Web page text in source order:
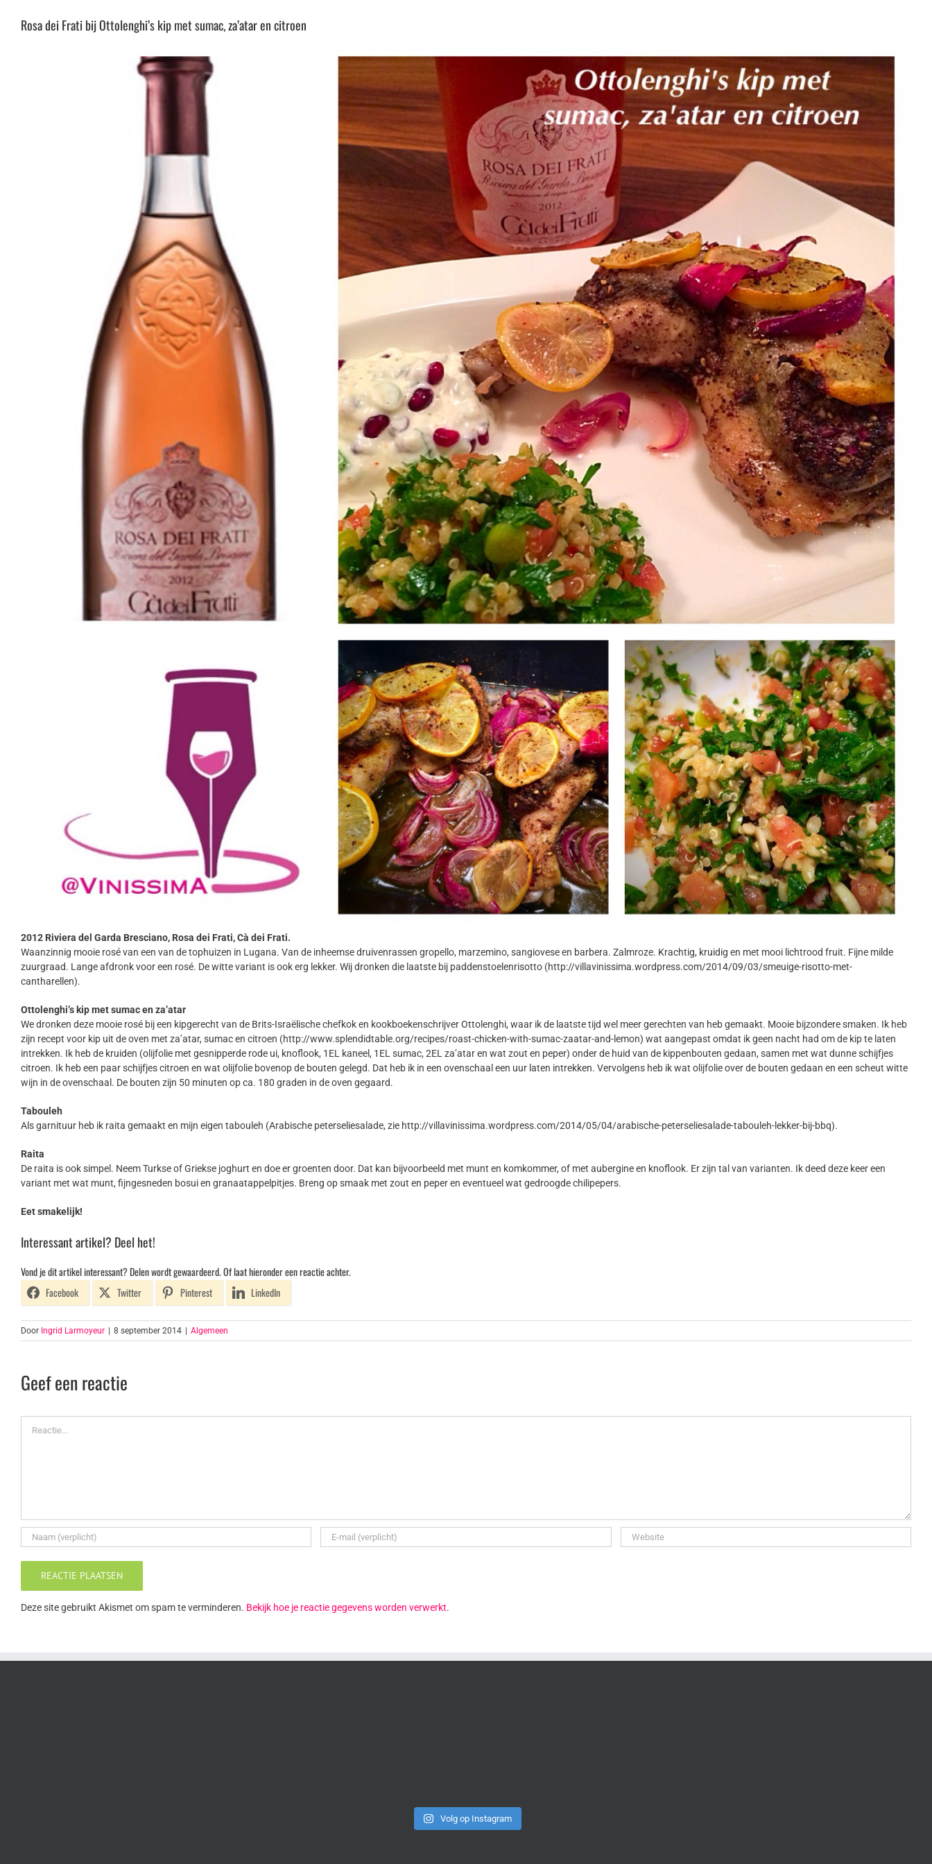
Rosa dei Frati bij Ottolenghi’s kip met sumac, za’atar en citroen
2012 Riviera del Garda Bresciano, Rosa dei Frati, Cà dei Frati.
Waanzinnig mooie rosé van een van de tophuizen in Lugana. Van de inheemse druivenrassen gropello, marzemino, sangiovese en barbera. Zalmroze. Krachtig, kruidig en met mooi lichtrood fruit. Fijne milde
zuurgraad. Lange afdronk voor een rosé. De witte variant is ook erg lekker. Wij dronken die laatste bij paddenstoelenrisotto (http://villavinissima.wordpress.com/2014/09/03/smeuige-risotto-met-
cantharellen).
Ottolenghi’s kip met sumac en za’atar
We dronken deze mooie rosé bij een kipgerecht van de Brits-Israëlische chefkok en kookboekenschrijver Ottolenghi, waar ik de laatste tijd wel meer gerechten van heb gemaakt. Mooie bijzondere smaken. Ik heb
zijn recept voor kip uit de oven met za’atar, sumac en citroen (http://www.splendidtable.org/recipes/roast-chicken-with-sumac-zaatar-and-lemon) wat aangepast omdat ik geen nacht had om de kip te laten
intrekken. Ik heb de kruiden (olijfolie met gesnipperde rode ui, knoflook, 1EL kaneel, 1EL sumac, 2EL za’atar en wat zout en peper) onder de huid van de kippenbouten gedaan, samen met wat dunne schijfjes
citroen. Ik heb een paar schijfjes citroen en wat olijfolie bovenop de bouten gelegd. Dat heb ik in een ovenschaal een uur laten intrekken. Vervolgens heb ik wat olijfolie over de bouten gedaan en een scheut witte
wijn in de ovenschaal. De bouten zijn 50 minuten op ca. 180 graden in de oven gegaard.
Tabouleh
Als garnituur heb ik raita gemaakt en mijn eigen tabouleh (Arabische peterseliesalade, zie http://villavinissima.wordpress.com/2014/05/04/arabische-peterseliesalade-tabouleh-lekker-bij-bbq).
Raita
De raita is ook simpel. Neem Turkse of Griekse joghurt en doe er groenten door. Dat kan bijvoorbeeld met munt en komkommer, of met aubergine en knoflook. Er zijn tal van varianten. Ik deed deze keer een
variant met wat munt, fijngesneden bosui en granaatappelpitjes. Breng op smaak met zout en peper en eventueel wat gedroogde chilipepers.
Eet smakelijk!
Interessant artikel? Deel het!
Vond je dit artikel interessant? Delen wordt gewaardeerd. Of laat hieronder een reactie achter.
Facebook
Twitter Pinterest LinkedIn
Door Ingrid Larmoyeur 8 september 2014 Algemeen
Geef een reactie
Deze site gebruikt Akismet om spam te verminderen. Bekijk hoe je reactie gegevens worden verwerkt.
Volg op Instagram